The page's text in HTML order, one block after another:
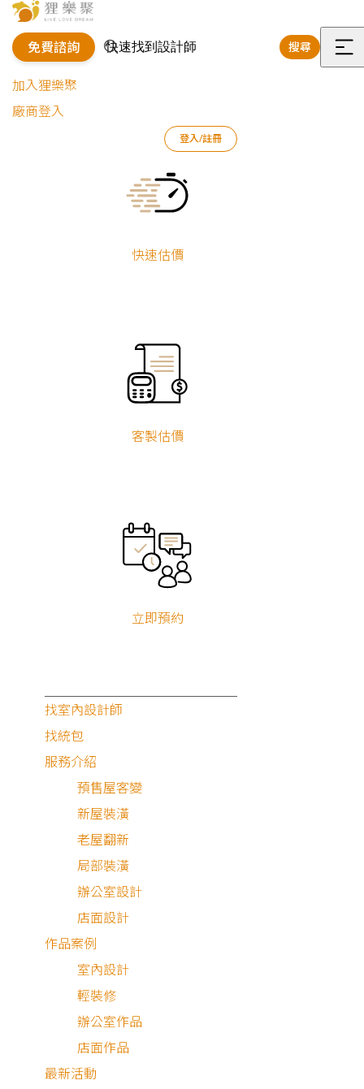
免費諮詢 搜尋
選
加入狸樂聚
廠商登入
登入/註冊
快速估價
客製估價
立即預約
找室內設計師
找統包
服務介紹
預售屋客變
新屋裝潢
老屋翻新
局部裝潢
辦公室設計
店面設計
作品案例
室內設計
輕裝修
辦公室作品
店面作品
最新活動
辦公室設計作品 王俊皓
中古屋